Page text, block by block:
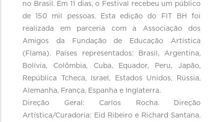
no Brasil. Em 11 dias, o Festival recebeu um público
de 150 mil pessoas. Esta edição do FIT BH foi
realizada em parceria com a Associação dos
Amigos da Fundação de Educação Artística
(Flama). Países representados: Brasil, Argentina,
Bolívia, Colômbia, Cuba, Equador, Peru, Japão,
República Tcheca, Israel, Estados Unidos, Rússia,
Alemanha, França, Espanha e Inglaterra.
Direção Geral: Carlos Rocha. Direção
Artística/Curadoria: Eid Ribeiro e Richard Santana.